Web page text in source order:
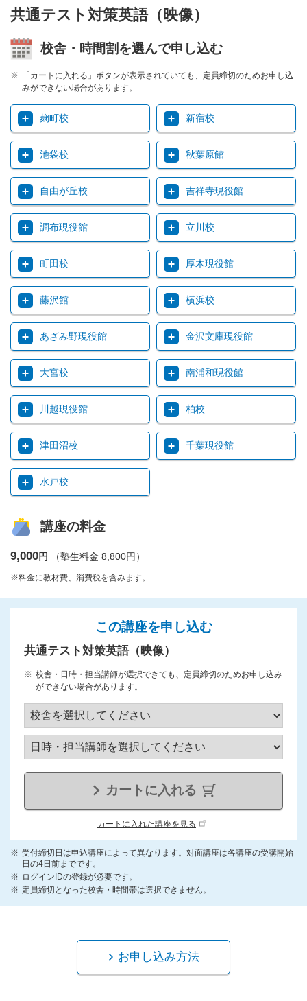
共通テスト対策英語（映像）
校舎・時間割を選んで申し込む
「カートに入れる」ボタンが表示されていても、定員締切のためお申し込
みができない場合があります。
麹町校 新宿校
池袋校 秋葉原館
自由が丘校 吉祥寺現役館
調布現役館 立川校
町田校 厚木現役館
藤沢館 横浜校
あざみ野現役館 金沢文庫現役館
大宮校 南浦和現役館
川越現役館 柏校
津田沼校 千葉現役館
水戸校
講座の料金
9,000円 （塾生料金 8,800円）
※料金に教材費、消費税を含みます。
この講座を申し込む
共通テスト対策英語（映像）
校舎・日時・担当講師が選択できても、定員締切のためお申し込み
ができない場合があります。
カートに入れる
カートに入れた講座を見る
受付締切日は申込講座によって異なります。対面講座は各講座の受講開始
日の4日前までです。
ログインIDの登録が必要です。
定員締切となった校舎・時間帯は選択できません。
お申し込み方法